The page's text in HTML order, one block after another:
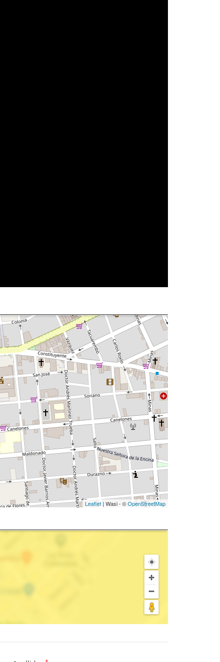
Leaflet | Wasi - ©OpenStreetMap